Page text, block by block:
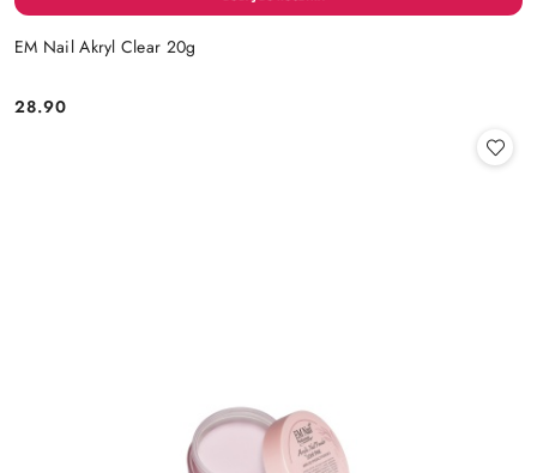
EM Nail Akryl Clear 20g
Cena:
28.90